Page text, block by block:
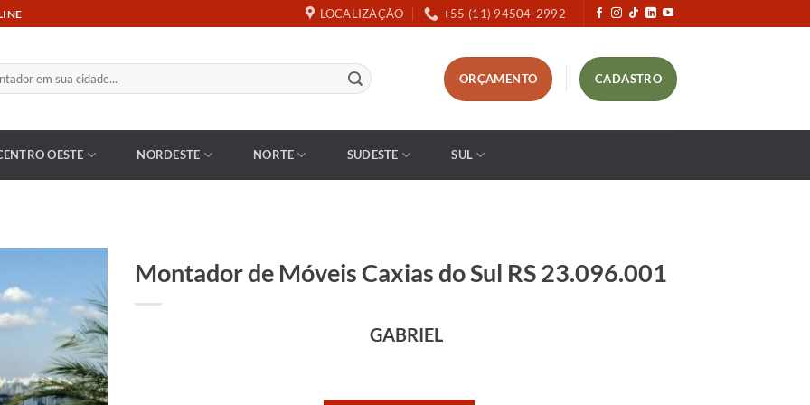
LOCALIZAÇÃO +55 (11) 94504-2992
ORÇAMENTO CADASTRO
OESTE NORDESTE NORTE SUDESTE SUL
Montador de Móveis Caxias do Sul RS 23.096.001
GABRIEL